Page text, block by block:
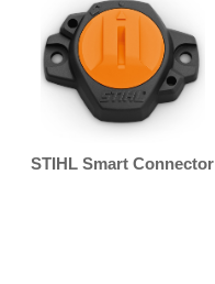
STIHL Smart Connector